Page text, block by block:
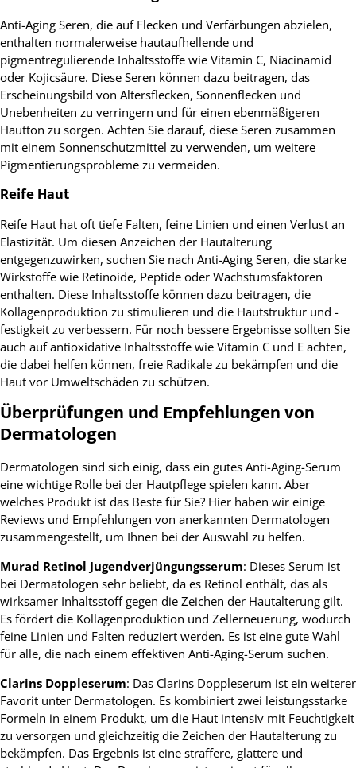
Anti-Aging Seren, die auf Flecken und Verfärbungen abzielen,
enthalten normalerweise hautaufhellende und
pigmentregulierende Inhaltsstoffe wie Vitamin C, Niacinamid
oder Kojicsäure. Diese Seren können dazu beitragen, das
Erscheinungsbild von Altersflecken, Sonnenflecken und
Unebenheiten zu verringern und für einen ebenmäßigeren
Hautton zu sorgen. Achten Sie darauf, diese Seren zusammen
mit einem Sonnenschutzmittel zu verwenden, um weitere
Pigmentierungsprobleme zu vermeiden.
Reife Haut
Reife Haut hat oft tiefe Falten, feine Linien und einen Verlust an
Elastizität. Um diesen Anzeichen der Hautalterung
entgegenzuwirken, suchen Sie nach Anti-Aging Seren, die starke
Wirkstoffe wie Retinoide, Peptide oder Wachstumsfaktoren
enthalten. Diese Inhaltsstoffe können dazu beitragen, die
Kollagenproduktion zu stimulieren und die Hautstruktur und -
festigkeit zu verbessern. Für noch bessere Ergebnisse sollten Sie
auch auf antioxidative Inhaltsstoffe wie Vitamin C und E achten,
die dabei helfen können, freie Radikale zu bekämpfen und die
Haut vor Umweltschäden zu schützen.
Überprüfungen und Empfehlungen von
Dermatologen
Dermatologen sind sich einig, dass ein gutes Anti-Aging-Serum
eine wichtige Rolle bei der Hautpflege spielen kann. Aber
welches Produkt ist das Beste für Sie? Hier haben wir einige
Reviews und Empfehlungen von anerkannten Dermatologen
zusammengestellt, um Ihnen bei der Auswahl zu helfen.
Murad Retinol Jugendverjüngungsserum: Dieses Serum ist
bei Dermatologen sehr beliebt, da es Retinol enthält, das als
wirksamer Inhaltsstoff gegen die Zeichen der Hautalterung gilt.
Es fördert die Kollagenproduktion und Zellerneuerung, wodurch
feine Linien und Falten reduziert werden. Es ist eine gute Wahl
für alle, die nach einem effektiven Anti-Aging-Serum suchen.
Clarins Doppleserum: Das Clarins Doppleserum ist ein weiterer
Favorit unter Dermatologen. Es kombiniert zwei leistungsstarke
Formeln in einem Produkt, um die Haut intensiv mit Feuchtigkeit
zu versorgen und gleichzeitig die Zeichen der Hautalterung zu
bekämpfen. Das Ergebnis ist eine straffere, glattere und